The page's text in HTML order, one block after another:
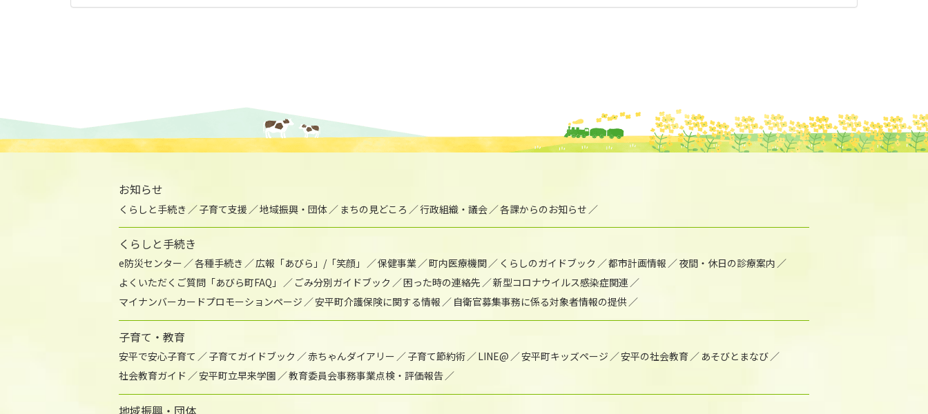
お知らせ
くらしと手続き 子育て支援 地域振興・団体 まちの見どころ 行政組織・議会 各課からのお知らせ
くらしと手続き
e防災センター 各種手続き 広報「あびら」/「笑顔」 保健事業 町内医療機関 くらしのガイドブック 都市計画情報
夜間・休日の診療案内
よくいただくご質問「あびら町FAQ」
ごみ分別ガイドブック 困った時の連絡先
新型コロナウイルス感染症関連
マイナンバーカードプロモーションページ
安平町介護保険に関する情報 自衛官募集事務に係る対象者情報の提供
子育て・教育
安平で安心子育て 子育てガイドブック 赤ちゃんダイアリー 子育て節約術 LINE@ 安平町キッズページ 安平の社会教育
あそびとまなび
社会教育ガイド
安平町立早来学園 教育委員会事務事業点検・評価報告
地域振興・団体